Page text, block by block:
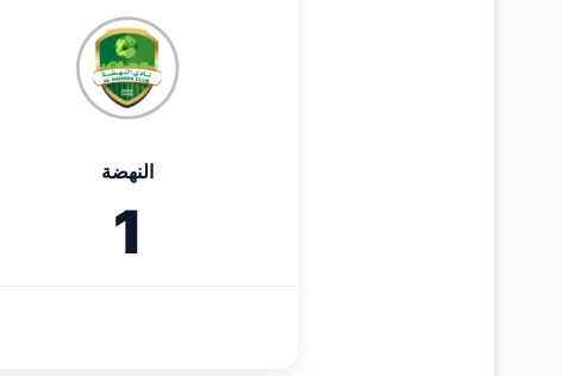
النهضة
1